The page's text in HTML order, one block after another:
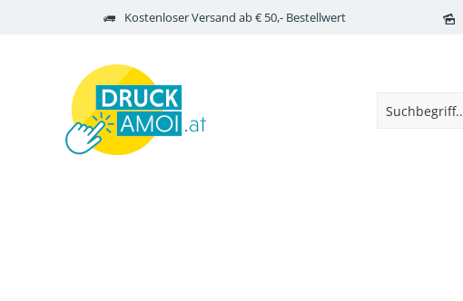
Kostenloser Versand ab € 50,- Bestellwert